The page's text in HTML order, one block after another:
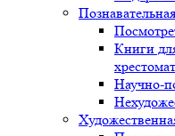
Книги
Научно-